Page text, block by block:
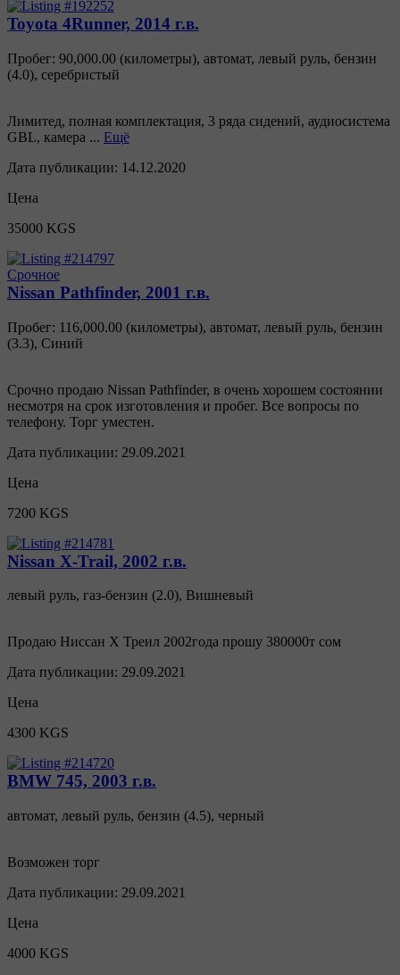
Toyota 4Runner, 2014 г.в.
Пробег: 90,000.00 (километры), автомат, левый руль, бензин
(4.0), серебристый
Лимитед, полная комплектация, 3 ряда сидений, аудиосистема
GBL, камера ... Ещё
Дата публикации: 14.12.2020
Цена
35000 KGS
Срочное
Nissan Pathfinder, 2001 г.в.
Пробег: 116,000.00 (километры), автомат, левый руль, бензин
(3.3), Синий
Срочно продаю Nissan Pathfinder, в очень хорошем состоянии
несмотря на срок изготовления и пробег. Все вопросы по
телефону. Торг уместен.
Дата публикации: 29.09.2021
Цена
7200 KGS
Nissan X-Trail, 2002 г.в.
левый руль, газ-бензин (2.0), Вишневый
Продаю Ниссан Х Треил 2002года прошу 380000т сом
Дата публикации: 29.09.2021
Цена
4300 KGS
BMW 745, 2003 г.в.
автомат, левый руль, бензин (4.5), черный
Возможен торг
Дата публикации: 29.09.2021
Цена
4000 KGS